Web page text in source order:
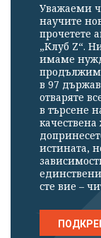
Уважаеми
научите
прочетете
„Клуб Z“.
имаме
в 97
отваряте
в търсене
истината,
сте вие –